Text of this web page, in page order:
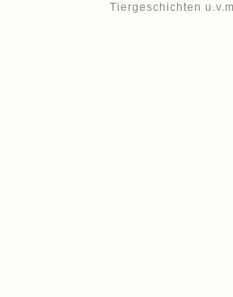
Tiergeschichten